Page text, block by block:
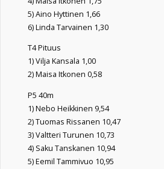
5) Aino Hyttinen 1,66
6) Linda Tarvainen 1,30
T4 Pituus
1) Vilja Kansala 1,00
2) Maisa Itkonen 0,58
P5 40m
1) Nebo Heikkinen 9,54
2) Tuomas Rissanen 10,47
3) Valtteri Turunen 10,73
4) Saku Tanskanen 10,94
5) Eemil Tammivuo 10,95